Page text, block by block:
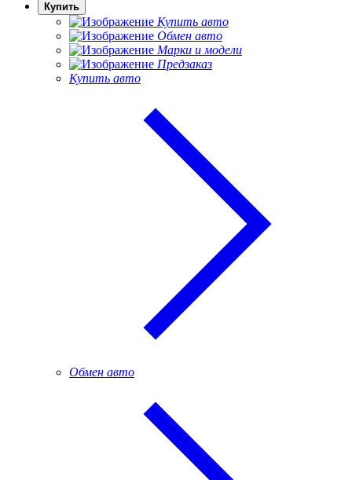
Купить
Купить авто
Обмен авто
Марки и модели
Предзаказ
Купить авто
Обмен авто